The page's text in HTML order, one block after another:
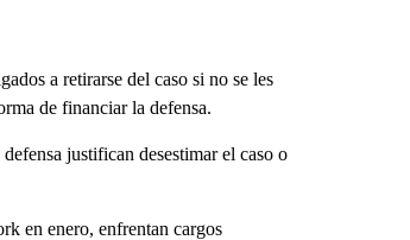
a retirarse del caso si no se les
de financiar la defensa.
justifican desestimar el caso o
en enero, enfrentan cargos